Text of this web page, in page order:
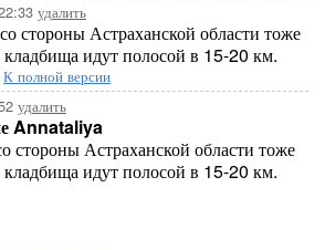
удалить
стороны Астраханской области тоже
идут полосой в 15-20 км.
К полной версии
удалить
Annataliya
Астраханской области тоже
идут полосой в 15-20 км.